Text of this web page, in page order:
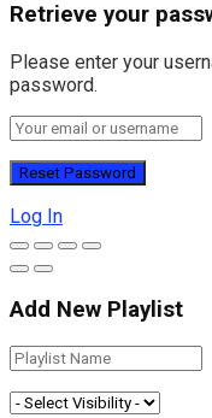
Retrieve your
Please enter your
password.
Log In
Add New Playlist